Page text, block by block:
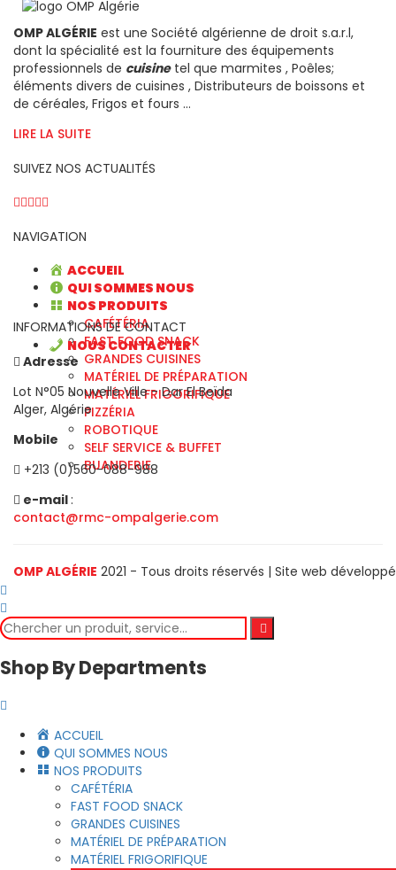
OMP ALGÉRIE est une Société algérienne de droit s.a.r.l,
dont la spécialité est la fourniture des équipements
professionnels de cuisine tel que marmites , Poêles;
éléments divers de cuisines , Distributeurs de boissons et
de céréales, Frigos et fours ...
LIRE LA SUITE
SUIVEZ NOS ACTUALITÉS
NAVIGATION
ACCUEIL
QUI SOMMES NOUS
NOS PRODUITS
CAFÉTÉRIA
FAST FOOD SNACK
GRANDES CUISINES
MATÉRIEL DE PRÉPARATION
MATÉRIEL FRIGORIFIQUE
PIZZÉRIA
ROBOTIQUE
SELF SERVICE & BUFFET
BUANDERIE
NOUS CONTACTER
INFORMATIONS DE CONTACT
Adresse
Lot N°05 Nouvelle Ville - Dar El Beïda
Alger, Algérie
Mobile
+213 (0)560-088-988
e-mail :
contact@rmc-ompalgerie.com
OMP ALGÉRIE 2021 - Tous droits réservés | Site web
Shop By Departments
ACCUEIL
QUI SOMMES NOUS
NOS PRODUITS
CAFÉTÉRIA
FAST FOOD SNACK
GRANDES CUISINES
MATÉRIEL DE PRÉPARATION
MATÉRIEL FRIGORIFIQUE